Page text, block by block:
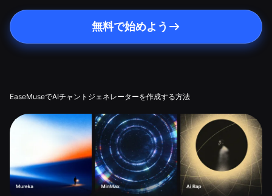
無料で始めよう
EaseMuseでAIチャントジェネレーターを作成する方法